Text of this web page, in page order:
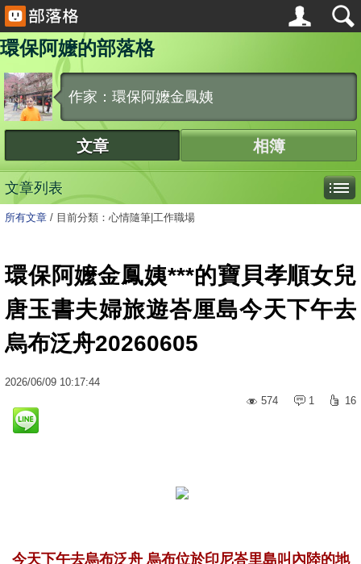
環保阿嬤的部落格
作家：環保阿嬤金鳳姨
文章 相簿
文章列表
所有文章 / 目前分類：心情隨筆|工作職場
環保阿嬤金鳳姨***的寶貝孝順女兒
唐玉書夫婦旅遊峇厘島今天下午去
烏布泛舟20260605
2026/06/09 10:17:44
574
1 16
今天下午去烏布泛舟 烏布位於印尼峇里島叫內陸的地